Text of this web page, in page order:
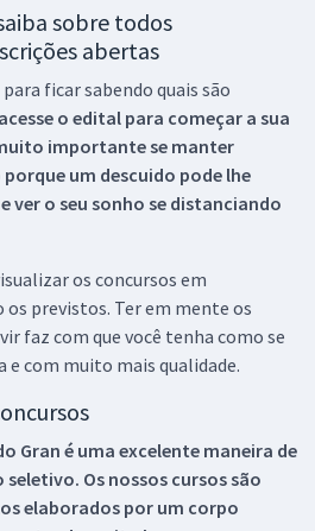
sobre todos
abertas
ficar sabendo quais são
o edital para começar a sua
importante se manter
um descuido pode lhe
ver o seu sonho se distanciando
os concursos em
previstos. Ter em mente os
faz com que você tenha como se
e com muito mais qualidade.
Gran é uma excelente maneira de
Os nossos cursos são
elaborados por um corpo